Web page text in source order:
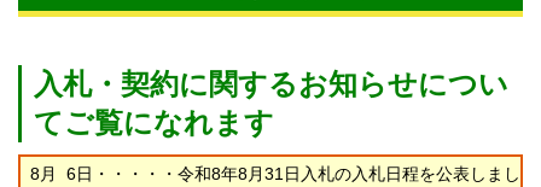
入札・契約に関するお知らせについ
てご覧になれます
8月 6日・・・・・令和8年8月31日入札の入札日程を公表しまし